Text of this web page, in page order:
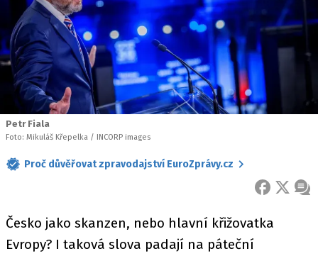
Petr Fiala
Foto: Mikuláš Křepelka / INCORP images
Proč důvěřovat zpravodajství EuroZprávy.cz
FACEBOOK
X
Česko jako skanzen, nebo hlavní křižovatka
Evropy? I taková slova padají na páteční